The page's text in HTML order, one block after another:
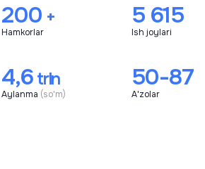
200 +
Hamkorlar
5 615
Ish joylari
4,6trln
Aylanma (so'm)
50-87
A'zolar